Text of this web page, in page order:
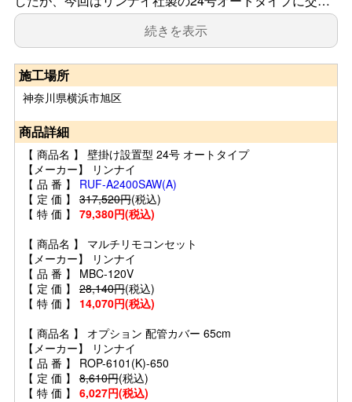
続きを表示
施工場所
神奈川県横浜市旭区
商品詳細
【 商品名 】 壁掛け設置型 24号 オートタイプ
【メーカー】 リンナイ
【 品 番 】 RUF-A2400SAW(A)
【 定 価 】 317,520円(税込)
【 特 価 】 79,380円(税込)
【 商品名 】 マルチリモコンセット
【メーカー】 リンナイ
【 品 番 】 MBC-120V
【 定 価 】 28,140円(税込)
【 特 価 】 14,070円(税込)
【 商品名 】 オプション 配管カバー 65cm
【メーカー】 リンナイ
【 品 番 】 ROP-6101(K)-650
【 定 価 】 8,610円(税込)
【 特 価 】 6,027円(税込)